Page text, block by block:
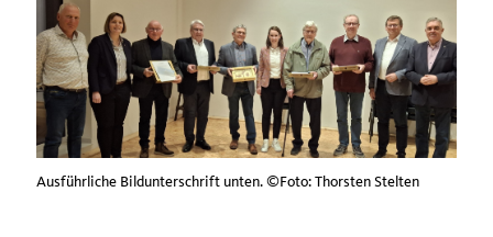
Ausführliche Bildunterschrift unten. ©Foto: Thorsten Stelten